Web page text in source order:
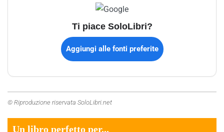
Ti piace SoloLibri?
Aggiungi alle fonti preferite
© Riproduzione riservata SoloLibri.net
Un libro perfetto per...